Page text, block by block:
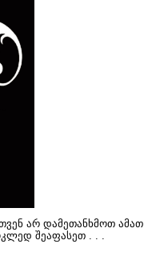
არ დამეთანხმოთ ამათ
შეაფასეთ . . .